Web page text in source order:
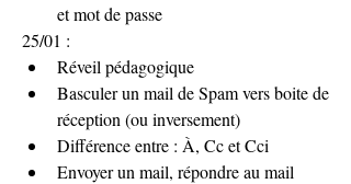
et mot de passe
25/01 :
Réveil pédagogique
Basculer un mail de Spam vers boite de
réception (ou inversement)
Différence entre : À, Cc et Cci
Envoyer un mail, répondre au mail